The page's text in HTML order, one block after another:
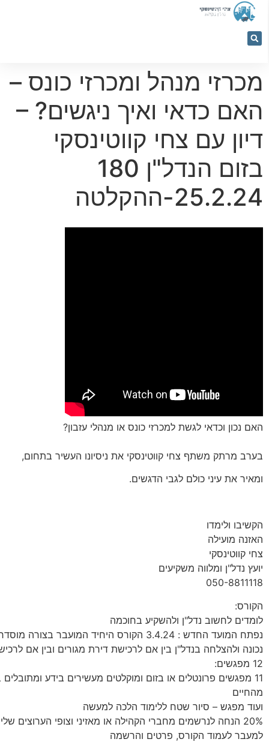
053-
5366884
מכרזי מנהל ומכרזי כונס –
האם כדאי ואיך ניגשים? –
דיון עם צחי קווטינסקי
בזום הנדל"ן 180
25.2.24-ההקלטה
האם נכון וכדאי לגשת למכרזי כונס או מנהלי עזבון?
בערב מרתק משתף צחי קווטינסקי את ניסיונו העשיר בתחום,
ומאיר את עיני כולם לגבי הדגשים.
הקשיבו ולימדו
האזנה מועילה
צחי קווטינסקי
יועץ נדל"ן ומלווה משקיעים
050-8811118
הקורס:
לומדים לחשוב נדל"ן ולהשקיע בחוכמה
נפתח המועד החדש : 3.4.24 הקורס היחיד המועבר
נכונה ולהצלחה בנדל"ן בין אם לרכישת דירת מגורים ובין אם
12 מפגשים:
11 מפגשים פרונטלים או בזום ומוקלטים מעשירים בידע
מהחיים
ועוד מפגש – סיור שטח ללימוד הלכה למעשה
20% הנחה לנרשמים מחברי הקהילה או מאזיני וצופי הערוצים שלי
למעבר לעמוד הקורס, פרטים והרשמה